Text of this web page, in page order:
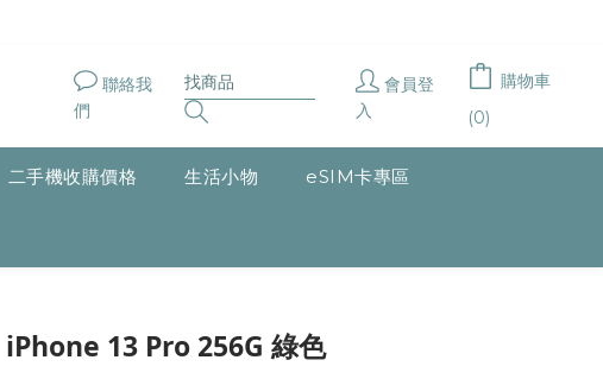
聯絡我
們
會員登
入
購物車
(0)
二手機收購價格 生活小物 eSIM卡專區
iPhone 13 Pro 256G 綠色